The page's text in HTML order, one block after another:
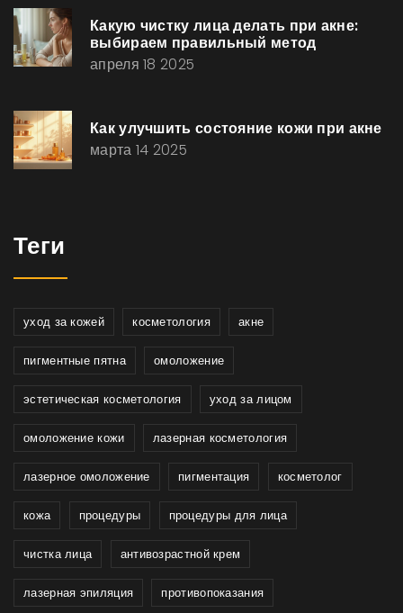
Какую чистку лица делать при акне:
выбираем правильный метод
апреля 18 2025
Как улучшить состояние кожи при акне
марта 14 2025
Теги
уход за кожей косметология акне
пигментные пятна омоложение
эстетическая косметология уход за лицом
омоложение кожи лазерная косметология
лазерное омоложение пигментация косметолог
кожа процедуры процедуры для лица
чистка лица антивозрастной крем
лазерная эпиляция противопоказания